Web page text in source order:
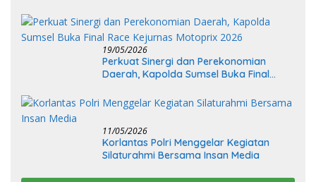
19/05/2026
Perkuat Sinergi dan Perekonomian
Daerah, Kapolda Sumsel Buka Final
11/05/2026
Korlantas Polri Menggelar Kegiatan
Silaturahmi Bersama Insan Media